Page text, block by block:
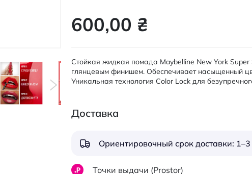
600,00 ₴
Стойкая жидкая помада Maybelline New York
глянцевым финишем. Обеспечивает насыщенный
Уникальная технология Color Lock для
Доставка
Ориентировочный срок доставки:
Точки выдачи (Prostor)